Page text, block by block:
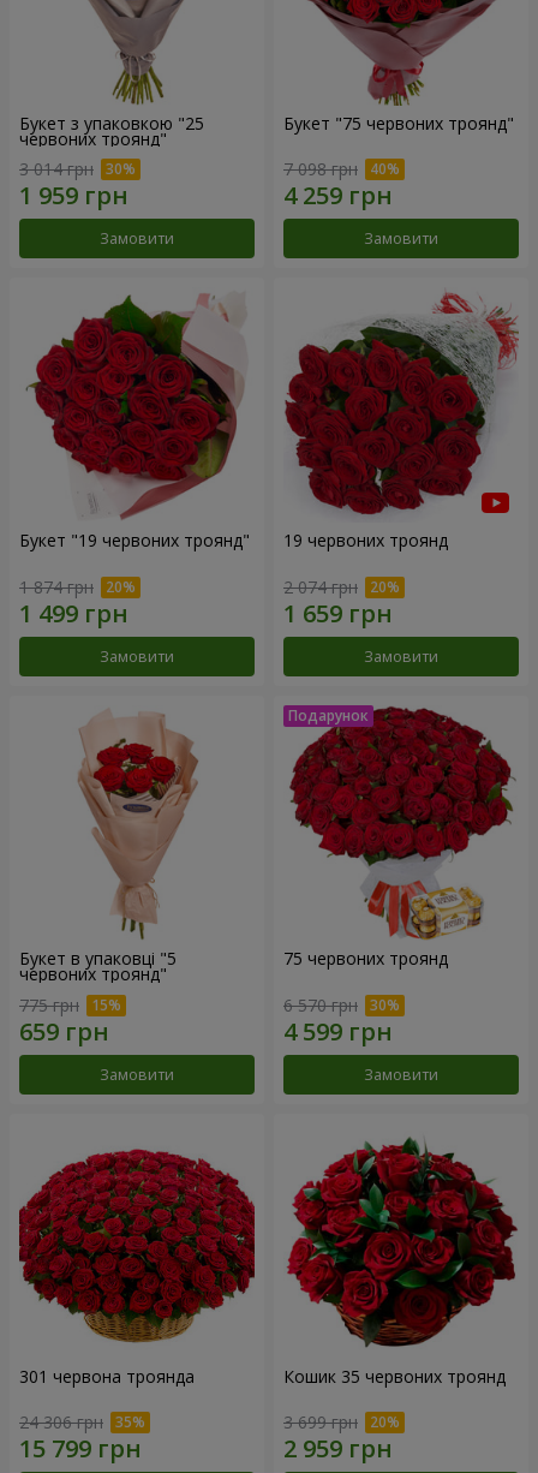
Букет з упаковкою "25
червоних троянд"
3 014 грн
Замовити
Букет "75 червоних троянд"
7 098 грн
Замовити
Букет "19 червоних троянд"
1 874 грн
Замовити
19 червоних троянд
2 074 грн
Замовити
Букет в упаковці "5
червоних троянд"
775 грн
Замовити
75 червоних троянд
6 570 грн
Замовити
301 червона троянда
24 306 грн
Кошик 35 червоних троянд
3 699 грн